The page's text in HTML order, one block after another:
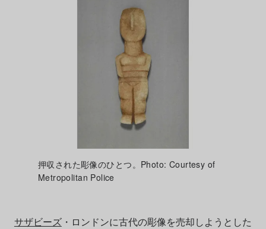
押収された彫像のひとつ。Photo: Courtesy of
Metropolitan Police
サザビーズ・ロンドンに古代の彫像を売却しようとした